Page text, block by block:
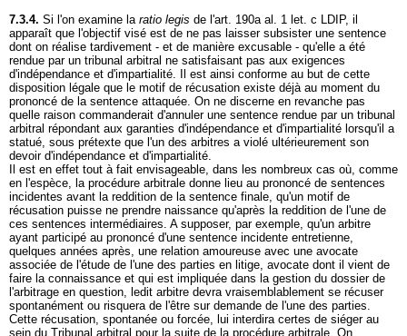
7.3.4. Si l'on examine la ratio legis de l'art. 190a al. 1 let. c LDIP, il
apparaît que l'objectif visé est de ne pas laisser subsister une sentence
dont on réalise tardivement - et de manière excusable - qu'elle a été
rendue par un tribunal arbitral ne satisfaisant pas aux exigences
d'indépendance et d'impartialité. Il est ainsi conforme au but de cette
disposition légale que le motif de récusation existe déjà au moment du
prononcé de la sentence attaquée. On ne discerne en revanche pas
quelle raison commanderait d'annuler une sentence rendue par un tribunal
arbitral répondant aux garanties d'indépendance et d'impartialité lorsqu'il a
statué, sous prétexte que l'un des arbitres a violé ultérieurement son
devoir d'indépendance et d'impartialité.
Il est en effet tout à fait envisageable, dans les nombreux cas où, comme
en l'espèce, la procédure arbitrale donne lieu au prononcé de sentences
incidentes avant la reddition de la sentence finale, qu'un motif de
récusation puisse ne prendre naissance qu'après la reddition de l'une de
ces sentences intermédiaires. A supposer, par exemple, qu'un arbitre
ayant participé au prononcé d'une sentence incidente entretienne,
quelques années après, une relation amoureuse avec une avocate
associée de l'étude de l'une des parties en litige, avocate dont il vient de
faire la connaissance et qui est impliquée dans la gestion du dossier de
l'arbitrage en question, ledit arbitre devra vraisemblablement se récuser
spontanément ou risquera de l'être sur demande de l'une des parties.
Cette récusation, spontanée ou forcée, lui interdira certes de siéger au
sein du Tribunal arbitral pour la suite de la procédure arbitrale. On